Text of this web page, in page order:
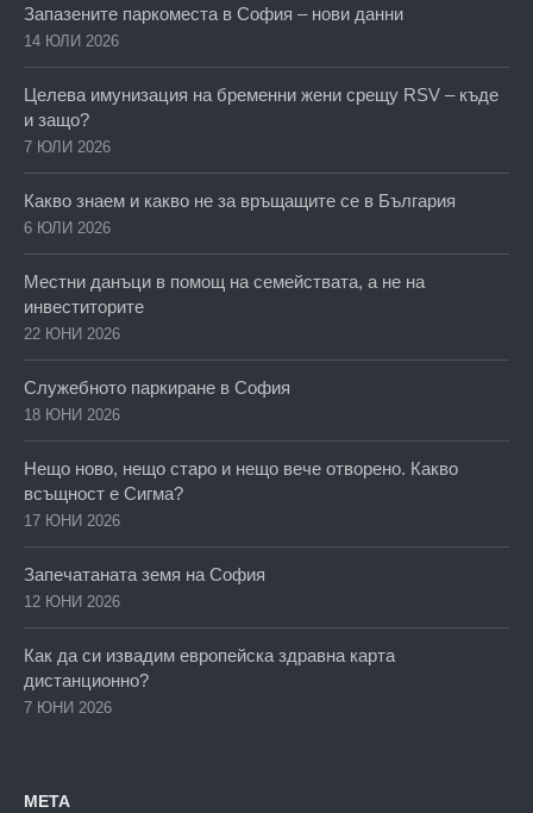
Запазените паркоместа в София – нови данни
14 ЮЛИ 2026
Целева имунизация на бременни жени срещу RSV – къде
и защо?
7 ЮЛИ 2026
Какво знаем и какво не за връщащите се в България
6 ЮЛИ 2026
Местни данъци в помощ на семействата, а не на
инвеститорите
22 ЮНИ 2026
Служебното паркиране в София
18 ЮНИ 2026
Нещо ново, нещо старо и нещо вече отворено. Какво
всъщност е Сигма?
17 ЮНИ 2026
Запечатаната земя на София
12 ЮНИ 2026
Как да си извадим европейска здравна карта
дистанционно?
7 ЮНИ 2026
МЕТА